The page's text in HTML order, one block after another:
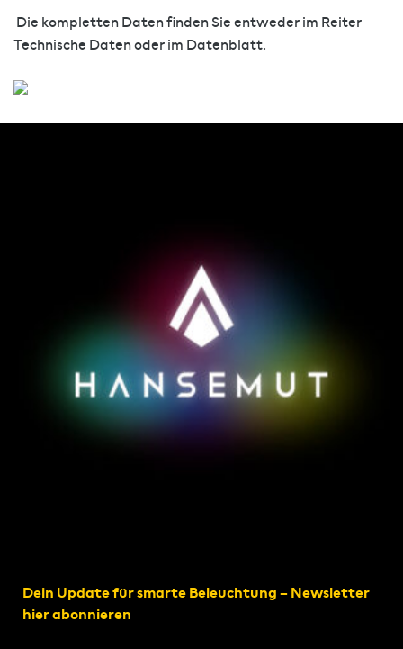
Die kompletten Daten finden Sie entweder im Reiter
Technische Daten oder im Datenblatt.
Dein Update für smarte Beleuchtung – Newsletter
hier abonnieren